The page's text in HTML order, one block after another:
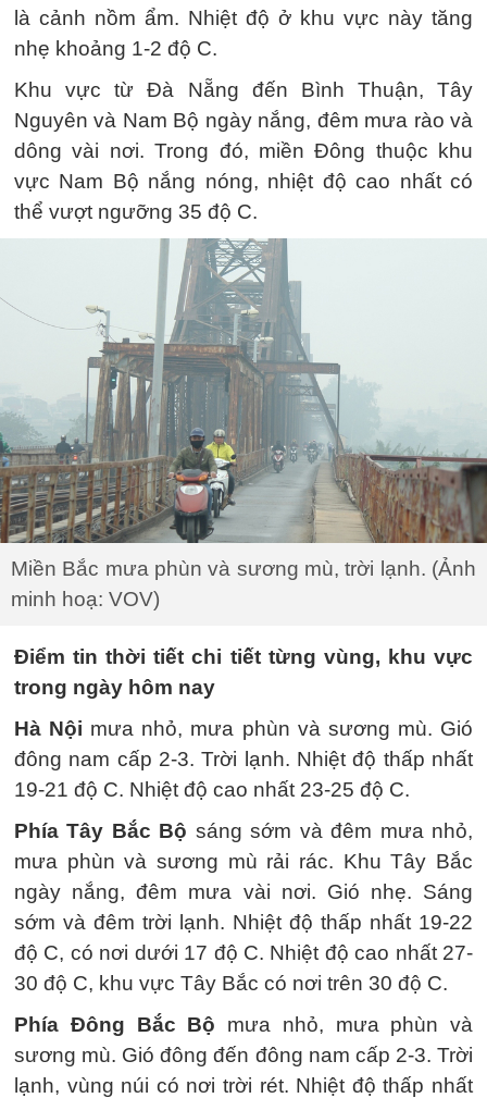
là cảnh nồm ẩm. Nhiệt độ ở khu vực này tăng
nhẹ khoảng 1-2 độ C.
Khu vực từ Đà Nẵng đến Bình Thuận, Tây
Nguyên và Nam Bộ ngày nắng, đêm mưa rào và
dông vài nơi. Trong đó, miền Đông thuộc khu
vực Nam Bộ nắng nóng, nhiệt độ cao nhất có
thể vượt ngưỡng 35 độ C.
Miền Bắc mưa phùn và sương mù, trời lạnh. (Ảnh
minh hoạ: VOV)
Điểm tin thời tiết chi tiết từng vùng, khu vực
trong ngày hôm nay
Hà Nội mưa nhỏ, mưa phùn và sương mù. Gió
đông nam cấp 2-3. Trời lạnh. Nhiệt độ thấp nhất
19-21 độ C. Nhiệt độ cao nhất 23-25 độ C.
Phía Tây Bắc Bộ sáng sớm và đêm mưa nhỏ,
mưa phùn và sương mù rải rác. Khu Tây Bắc
ngày nắng, đêm mưa vài nơi. Gió nhẹ. Sáng
sớm và đêm trời lạnh. Nhiệt độ thấp nhất 19-22
độ C, có nơi dưới 17 độ C. Nhiệt độ cao nhất 27-
30 độ C, khu vực Tây Bắc có nơi trên 30 độ C.
Phía Đông Bắc Bộ mưa nhỏ, mưa phùn và
sương mù. Gió đông đến đông nam cấp 2-3. Trời
lạnh, vùng núi có nơi trời rét. Nhiệt độ thấp nhất